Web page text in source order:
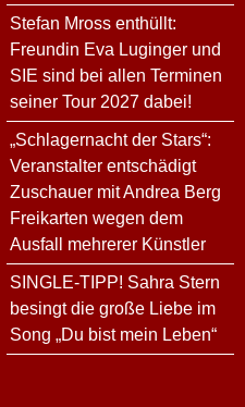
Stefan Mross enthüllt:
Freundin Eva Luginger und
SIE sind bei allen Terminen
seiner Tour 2027 dabei!
„Schlagernacht der Stars“:
Veranstalter entschädigt
Zuschauer mit Andrea Berg
Freikarten wegen dem
Ausfall mehrerer Künstler
SINGLE-TIPP! Sahra Stern
besingt die große Liebe im
Song „Du bist mein Leben“